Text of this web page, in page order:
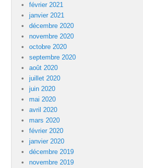
février 2021
janvier 2021
décembre 2020
novembre 2020
octobre 2020
septembre 2020
août 2020
juillet 2020
juin 2020
mai 2020
avril 2020
mars 2020
février 2020
janvier 2020
décembre 2019
novembre 2019